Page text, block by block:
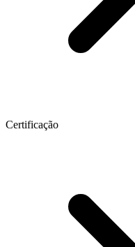
Certificação